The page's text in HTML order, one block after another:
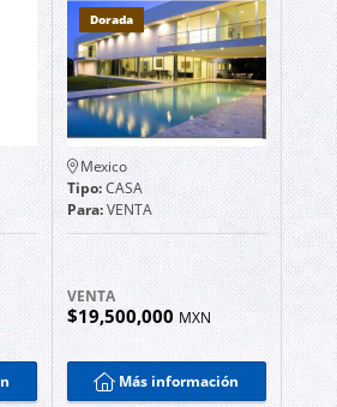
Dorada
Mexico
Tipo:CASA
Para:VENTA
VENTA
$19,500,000 MXN
Más información